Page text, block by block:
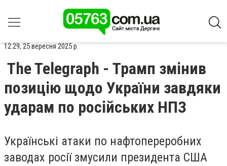
12:29, 25 вересня 2025 р.
The Telegraph - Трамп змінив
позицію щодо України завдяки
ударам по російських НПЗ
Українські атаки по нафтопереробних
заводах росії змусили президента США